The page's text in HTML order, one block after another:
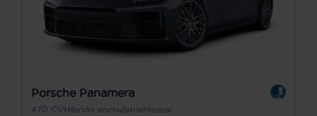
Porsche Panamera
470 CV Híbrido enchufable Manual